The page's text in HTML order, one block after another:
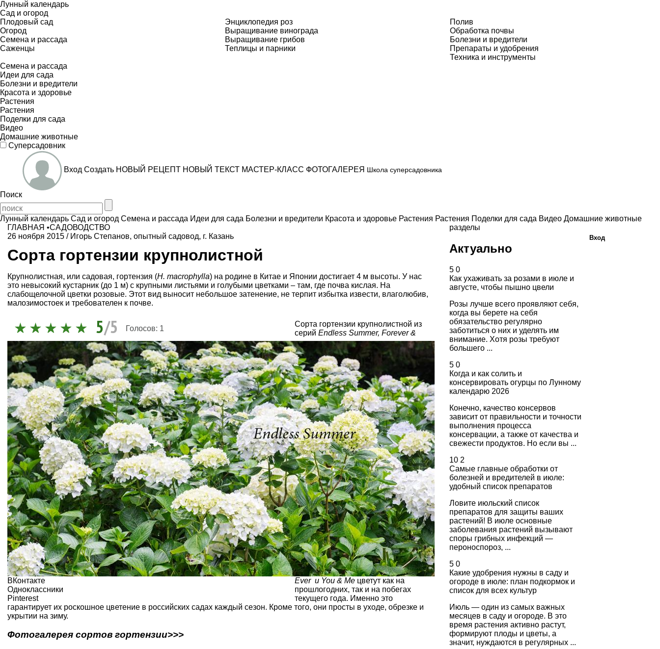
Лунный календарь
Сад и огород
Плодовый сад
Огород
Семена и рассада
Саженцы
Энциклопедия роз
Выращивание винограда
Выращивание грибов
Теплицы и парники
Полив
Обработка почвы
Болезни и вредители
Препараты и удобрения
Техника и инструменты
Семена и рассада
Идеи для сада
Болезни и вредители
Красота и здоровье
Растения
Растения
Поделки для сада
Видео
Домашние животные
Суперсадовник
Вход Создать НОВЫЙ РЕЦЕПТ НОВЫЙ ТЕКСТ МАСТЕР-КЛАСС ФОТОГАЛЕРЕЯ Школа суперсадовника
Поиск
Лунный календарь Сад и огород Семена и рассада Идеи для сада Болезни и вредители Красота и здоровье Растения Растения Поделки для сада Видео Домашние животные
ГЛАВНАЯ •САДОВОДСТВО
26 ноября 2015 / Игорь Степанов, опытный садовод, г. Казань
Сорта гортензии крупнолистной
Крупнолистная, или садовая, гортензия (H. macrophylla) на родине в Китае и Японии достигает 4 м высоты. У нас
это невысокий кустарник (до 1 м) с крупными листьями и голубыми цветками – там, где почва кислая. На
слабощелочной цветки розовые. Этот вид выносит небольшое затенение, не терпит избытка извести, влаголюбив,
малозимостоек и требователен к почве.
5/5 Голосов: 1
ВКонтакте
Одноклассники
Pinterest
Сорта гортензии крупнолистной из
серий Endless Summer, Forever &
Ever и You & Meцветут как на
прошлогодних, так и на побегах
текущего года. Именно это
гарантирует их роскошное цветение в российских садах каждый сезон. Кроме того, они просты в уходе, обрезке и
укрытии на зиму.
Фотогалерея сортов гортензии>>>
разделы
Актуально
5 0
Как ухаживать за розами в июле и
августе, чтобы пышно цвели
Розы лучше всего проявляют себя,
когда вы берете на себя
обязательство регулярно
заботиться о них и уделять им
внимание. Хотя розы требуют
большего ...
5 0
Когда и как солить и
консервировать огурцы по Лунному
календарю 2026
Конечно, качество консервов
зависит от правильности и точности
выполнения процесса
консервации, а также от качества и
свежести продуктов. Но если вы ...
10 2
Самые главные обработки от
болезней и вредителей в июле:
удобный список препаратов
Ловите июльский список
препаратов для защиты ваших
растений! В июле основные
заболевания растений вызывают
споры грибных инфекций —
пероноспороз, ...
5 0
Какие удобрения нужны в саду и
огороде в июле: план подкормок и
список для всех культур
Июль — один из самых важных
месяцев в саду и огороде. В это
время растения активно растут,
формируют плоды и цветы, а
значит, нуждаются в регулярных ...
Вход